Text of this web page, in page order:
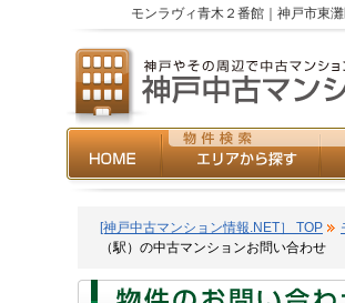
モンラヴィ青木２番館｜神戸市東
[神戸中古マンション情報.NET］ TOP
（駅）の中古マンションお問い合わせ